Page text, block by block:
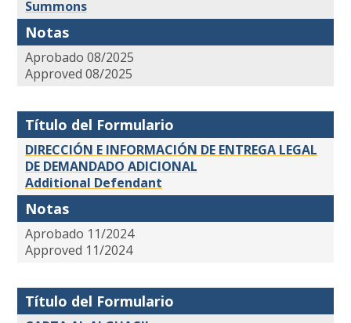
Summons
Notas
Aprobado 08/2025
Approved 08/2025
Título del Formulario
DIRECCIÓN E INFORMACIÓN DE ENTREGA LEGAL
DE DEMANDADO ADICIONAL
Additional Defendant
Notas
Aprobado 11/2024
Approved 11/2024
Título del Formulario